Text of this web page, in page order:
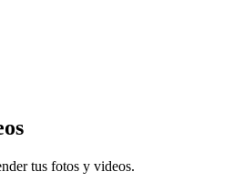
tus fotos y videos.